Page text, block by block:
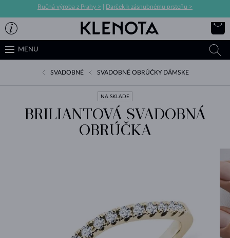
Ručná výroba z Prahy > Darček k zásnubnému prsteňu >
MENU
SVADOBNÉ SVADOBNÉ OBRÚČKY DÁMSKE
NA SKLADE
BRILIANTOVÁ SVADOBNÁ
OBRÚČKA